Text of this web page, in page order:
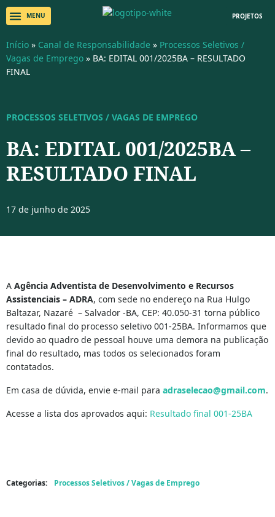
PROJETOS
Início » Canal de Responsabilidade » Processos Seletivos /
Vagas de Emprego » BA: EDITAL 001/2025BA – RESULTADO
FINAL
PROCESSOS SELETIVOS / VAGAS DE EMPREGO
BA: EDITAL 001/2025BA –
RESULTADO FINAL
17 de junho de 2025
A Agência Adventista de Desenvolvimento e Recursos
Assistenciais – ADRA, com sede no endereço na Rua Hulgo
Baltazar, Nazaré – Salvador -BA, CEP: 40.050-31 torna público
resultado final do processo seletivo 001-25BA. Informamos que
devido ao quadro de pessoal houve uma demora na publicação
final do resultado, mas todos os selecionados foram
contatados.
Em casa de dúvida, envie e-mail para adraselecao@gmail.com.
Acesse a lista dos aprovados aqui: Resultado final 001-25BA
Categorias: Processos Seletivos / Vagas de Emprego